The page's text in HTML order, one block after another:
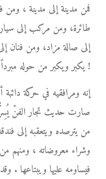
فمن مدينة إلى مدينة ،
طائرة، ومن مركب إلى
إلى صالة مزاد، ومن فنان
يكبر ويكبر من حوله مبرداً بشعاعاته اللطيفة لهيب أوجاعه !
إنه ومرافقيه في حركة دائبة
صارت حديث تجار الفنّ
من يترصده ويتعقبه إلى
وشراء معروضاته ، ومنهم
فيساومه عليها ويبتاعها .